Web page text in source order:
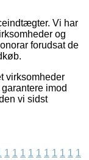
Vi har
og
forudsat de
virksomheder
imod
vi sidst
1 1 1 1 1 1 1 1 1 1